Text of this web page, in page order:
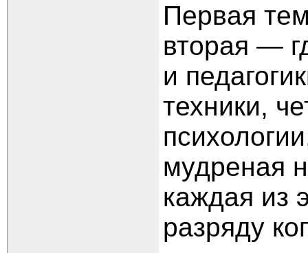
Первая
вторая —
и
техники,
мудреная
каждая из
разряду